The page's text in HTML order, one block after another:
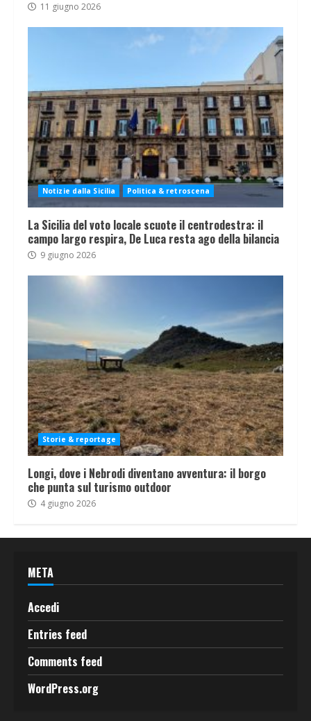
11 giugno 2026
Notizie dalla Sicilia Politica & retroscena
La Sicilia del voto locale scuote il centrodestra: il
campo largo respira, De Luca resta ago della bilancia
9 giugno 2026
Storie & reportage
Longi, dove i Nebrodi diventano avventura: il borgo
che punta sul turismo outdoor
4 giugno 2026
META
Accedi
Entries feed
Comments feed
WordPress.org